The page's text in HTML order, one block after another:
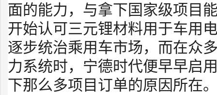
面的能力，与拿下国家级项目
开始认可三元锂材料用于车用
逐步统治乘用车市场，而在众
力系统时，宁德时代便早早启
下那么多项目订单的原因所在